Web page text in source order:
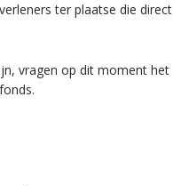
ter plaatse die direct
vragen op dit moment het